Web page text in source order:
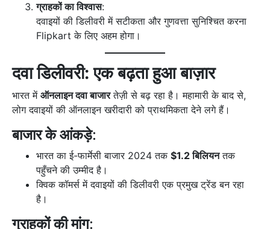
ग्राहकों का विश्वास:
दवाइयों की डिलीवरी में सटीकता और गुणवत्ता सुनिश्चित करना
Flipkart के लिए अहम होगा।
दवा डिलीवरी: एक बढ़ता हुआ बाज़ार
भारत में ऑनलाइन दवा बाजारतेज़ी से बढ़ रहा है। महामारी के बाद से,
लोग दवाइयों की ऑनलाइन खरीदारी को प्राथमिकता देने लगे हैं।
बाजार के आंकड़े:
भारत का ई-फार्मेसी बाजार 2024 तक $1.2 बिलियनतक
पहुँचने की उम्मीद है।
क्विक कॉमर्स में दवाइयों की डिलीवरी एक प्रमुख ट्रेंड बन रहा
है।
ग्राहकों की मांग: